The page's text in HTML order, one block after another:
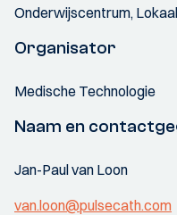
Onderwijscentrum,
Organisator
Medische Technologie
Naam en
Jan-Paul van Loon
van.loon@pulsecath.com